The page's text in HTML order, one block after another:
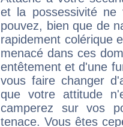
et la possessivité
pouvez, bien que de
rapidement colérique
menacé dans ces
entêtement et d'une
vous faire changer
que votre attitude
camperez sur vos
tenace. Vous êtes